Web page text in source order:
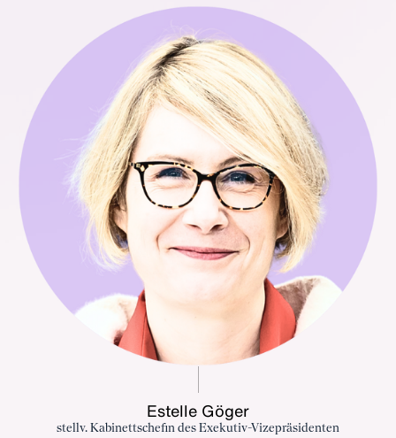
Estelle Göger
stellv. Kabinettschefin des Exekutiv-Vizepräsidenten